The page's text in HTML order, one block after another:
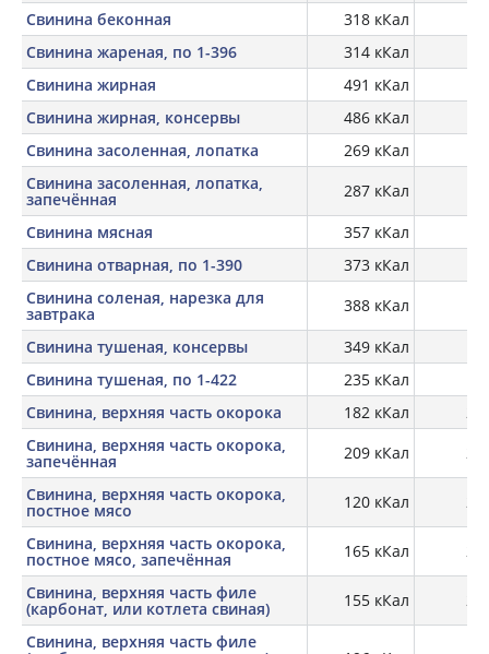
Свинина беконная 318 кКал
Свинина жареная, по 1-396
314 кКал
Свинина жирная
491 кКал
Свинина жирная, консервы
486 кКал
Свинина засоленная, лопатка
269 кКал
Свинина засоленная, лопатка,
запечённая 287 кКал
Свинина мясная
357 кКал
Свинина отварная, по 1-390
373 кКал
Свинина соленая, нарезка для
завтрака 388 кКал
Свинина тушеная, консервы
349 кКал
Свинина тушеная, по 1-422
235 кКал
Свинина, верхняя часть окорока
182 кКал
Свинина, верхняя часть окорока,
запечённая 209 кКал
Свинина, верхняя часть окорока,
постное мясо 120 кКал
Свинина, верхняя часть окорока,
постное мясо, запечённая 165 кКал
Свинина, верхняя часть филе
(карбонат, или котлета свиная) 155 кКал
Свинина, верхняя часть филе